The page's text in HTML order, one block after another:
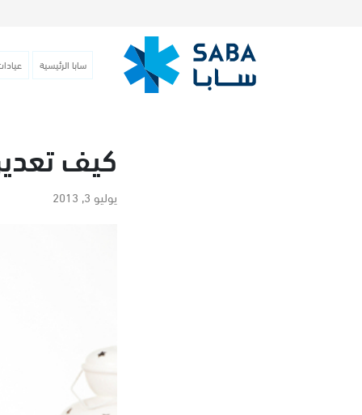
سابا الرئيسية
كيف
يوليو 3, 2013